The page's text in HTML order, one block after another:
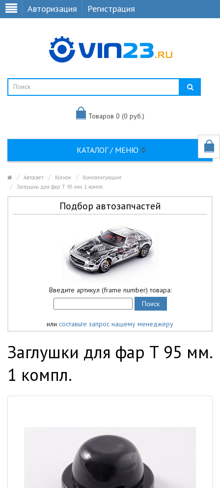
Авторизация Регистрация
Товаров 0 (0 руб.)
КАТАЛОГ / МЕНЮ
Автосвет Ксенон
Комплектующие
Заглушки для фар Т 95 мм. 1 компл.
Подбор автозапчастей
Введите артикул (frame number) товара:
или составьте запрос нашему менеджеру
Заглушки для фар Т 95 мм.
1 компл.